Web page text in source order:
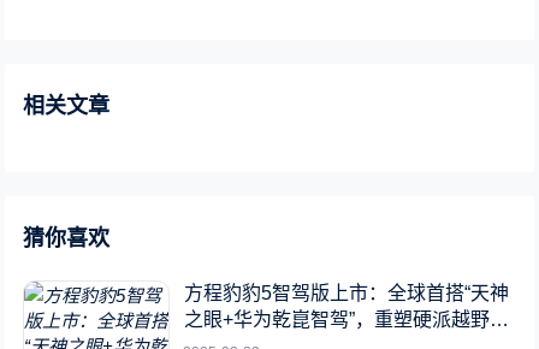
相关文章
猜你喜欢
方程豹豹5智驾版上市：全球首搭“天神
之眼+华为乾崑智驾”，重塑硬派越野新